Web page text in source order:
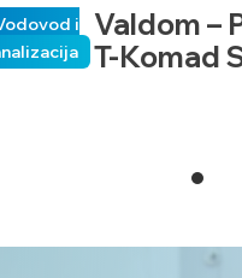
Valdom –
T-Komad
i